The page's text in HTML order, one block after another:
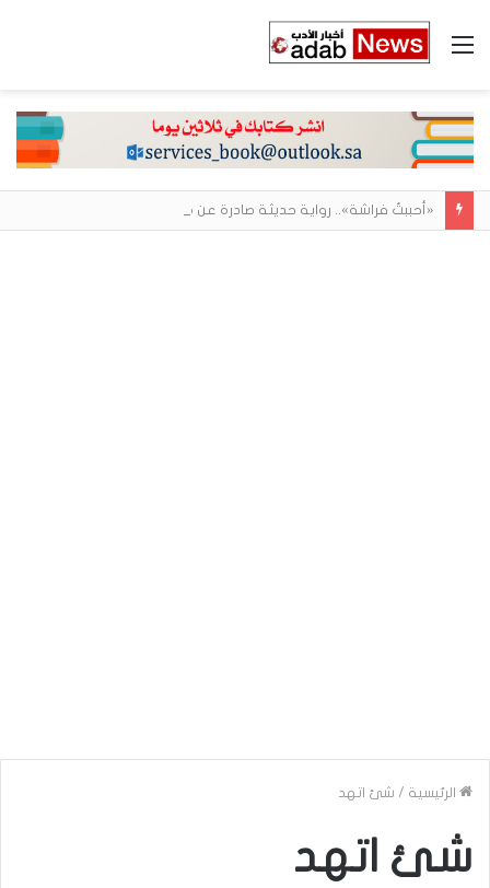
القائمة
الرئيسية / شئ اتهد
شئ اتهد